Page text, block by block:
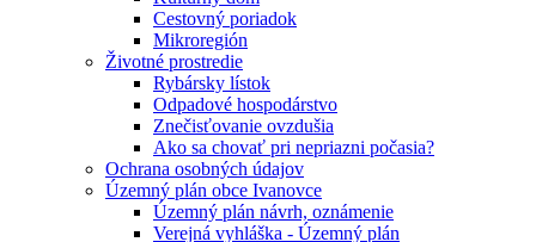
Cestovný poriadok
Mikroregión
Životné prostredie
Rybársky lístok
Odpadové hospodárstvo
Znečisťovanie ovzdušia
Ako sa chovať pri nepriazni počasia?
Ochrana osobných údajov
Územný plán obce Ivanovce
Územný plán návrh, oznámenie
Verejná vyhláška - Územný plán